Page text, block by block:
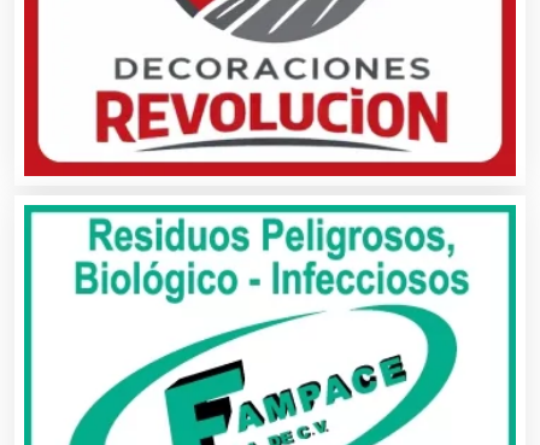
Balnearios
Bancos
Banquetes
Bares y Cantinas
Bebidas